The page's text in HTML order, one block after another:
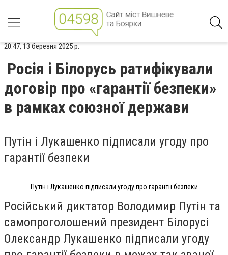
20:47, 13 березня 2025 р.
Росія і Білорусь ратифікували
договір про «гарантії безпеки»
в рамках союзної держави
Путін і Лукашенко підписали угоду про
гарантії безпеки
Путін і Лукашенко підписали угоду про гарантії безпеки
Російський диктатор Володимир Путін та
самопроголошений президент Білорусі
Олександр Лукашенко підписали угоду